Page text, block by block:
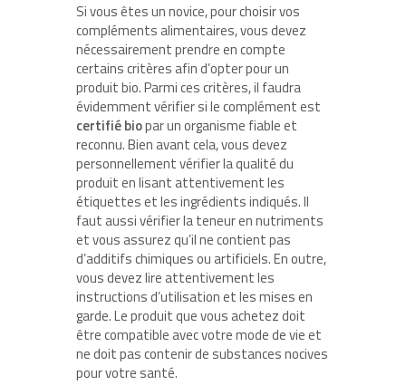
Si vous êtes un novice, pour choisir vos
compléments alimentaires, vous devez
nécessairement prendre en compte
certains critères afin d’opter pour un
produit bio. Parmi ces critères, il faudra
évidemment vérifier si le complément est
certifié biopar un organisme fiable et
reconnu. Bien avant cela, vous devez
personnellement vérifier la qualité du
produit en lisant attentivement les
étiquettes et les ingrédients indiqués. Il
faut aussi vérifier la teneur en nutriments
et vous assurez qu’il ne contient pas
d’additifs chimiques ou artificiels. En outre,
vous devez lire attentivement les
instructions d’utilisation et les mises en
garde. Le produit que vous achetez doit
être compatible avec votre mode de vie et
ne doit pas contenir de substances nocives
pour votre santé.